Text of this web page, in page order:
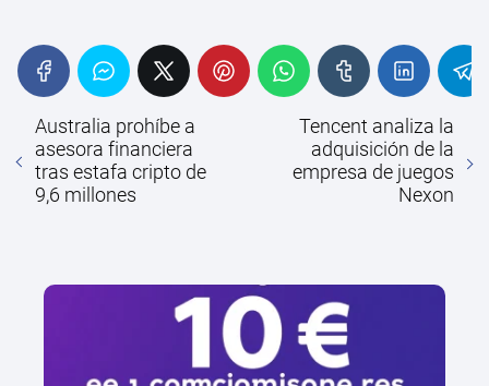
Australia prohíbe a
asesora financiera
tras estafa cripto de
9,6 millones
Tencent analiza la
adquisición de la
empresa de juegos
Nexon